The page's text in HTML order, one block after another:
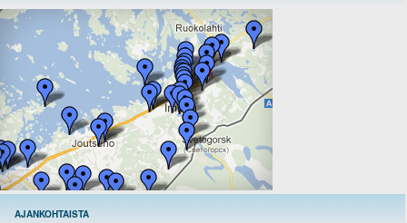
AJANKOHTAISTA